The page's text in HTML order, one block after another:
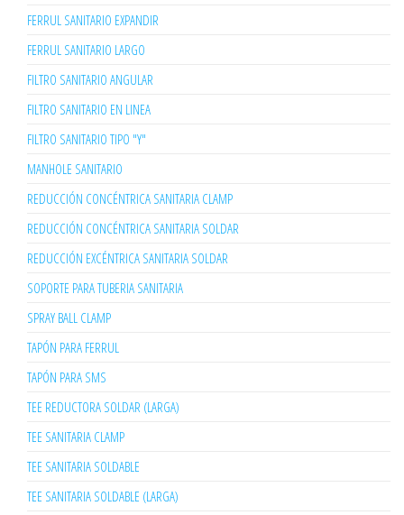
FERRUL SANITARIO EXPANDIR
FERRUL SANITARIO LARGO
FILTRO SANITARIO ANGULAR
FILTRO SANITARIO EN LINEA
FILTRO SANITARIO TIPO "Y"
MANHOLE SANITARIO
REDUCCIÓN CONCÉNTRICA SANITARIA CLAMP
REDUCCIÓN CONCÉNTRICA SANITARIA SOLDAR
REDUCCIÓN EXCÉNTRICA SANITARIA SOLDAR
SOPORTE PARA TUBERIA SANITARIA
SPRAY BALL CLAMP
TAPÓN PARA FERRUL
TAPÓN PARA SMS
TEE REDUCTORA SOLDAR (LARGA)
TEE SANITARIA CLAMP
TEE SANITARIA SOLDABLE
TEE SANITARIA SOLDABLE (LARGA)